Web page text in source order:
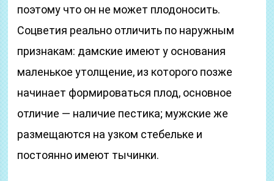
поэтому что он не может плодоносить.
Соцветия реально отличить по наружным
признакам: дамские имеют у основания
маленькое утолщение, из которого позже
начинает формироваться плод, основное
отличие — наличие пестика; мужские же
размещаются на узком стебельке и
постоянно имеют тычинки.